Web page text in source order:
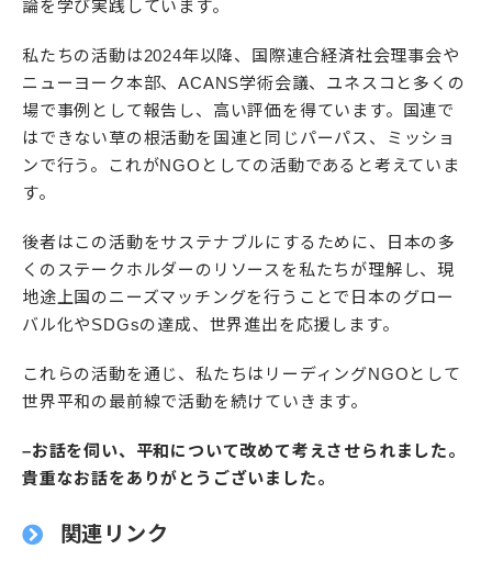
論を学び実践しています。
私たちの活動は2024年以降、国際連合経済社会理事会や
ニューヨーク本部、ACANS学術会議、ユネスコと多くの
場で事例として報告し、高い評価を得ています。国連で
はできない草の根活動を国連と同じパーパス、ミッショ
ンで行う。これがNGOとしての活動であると考えていま
す。
後者はこの活動をサステナブルにするために、日本の多
くのステークホルダーのリソースを私たちが理解し、現
地途上国のニーズマッチングを行うことで日本のグロー
バル化やSDGsの達成、世界進出を応援します。
これらの活動を通じ、私たちはリーディングNGOとして
世界平和の最前線で活動を続けていきます。
–お話を伺い、平和について改めて考えさせられました。
貴重なお話をありがとうございました。
関連リンク